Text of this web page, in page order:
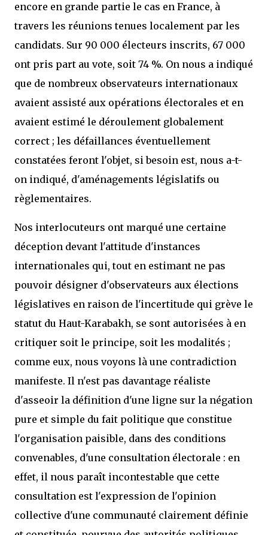
encore en grande partie le cas en France, à
travers les réunions tenues localement par les
candidats. Sur 90 000 électeurs inscrits, 67 000
ont pris part au vote, soit 74 %. On nous a indiqué
que de nombreux observateurs internationaux
avaient assisté aux opérations électorales et en
avaient estimé le déroulement globalement
correct ; les défaillances éventuellement
constatées feront l'objet, si besoin est, nous a-t-
on indiqué, d'aménagements législatifs ou
règlementaires.
Nos interlocuteurs ont marqué une certaine
déception devant l'attitude d'instances
internationales qui, tout en estimant ne pas
pouvoir désigner d'observateurs aux élections
législatives en raison de l'incertitude qui grève le
statut du Haut-Karabakh, se sont autorisées à en
critiquer soit le principe, soit les modalités ;
comme eux, nous voyons là une contradiction
manifeste. Il n'est pas davantage réaliste
d'asseoir la définition d'une ligne sur la négation
pure et simple du fait politique que constitue
l'organisation paisible, dans des conditions
convenables, d'une consultation électorale : en
effet, il nous paraît incontestable que cette
consultation est l'expression de l'opinion
collective d'une communauté clairement définie